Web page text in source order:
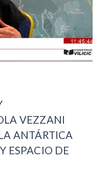
VEZZANI
ANTÁRTICA
ESPACIO DE